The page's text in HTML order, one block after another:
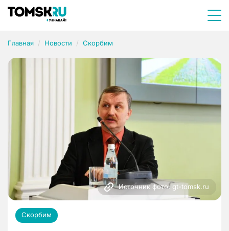
Главная Новости Скорбим
Источник фото: gt-tomsk.ru
Скорбим